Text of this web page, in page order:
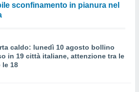
sconfinamento in pianura nel
caldo: lunedì 10 agosto bollino
in 19 città italiane, attenzione tra le
le 18